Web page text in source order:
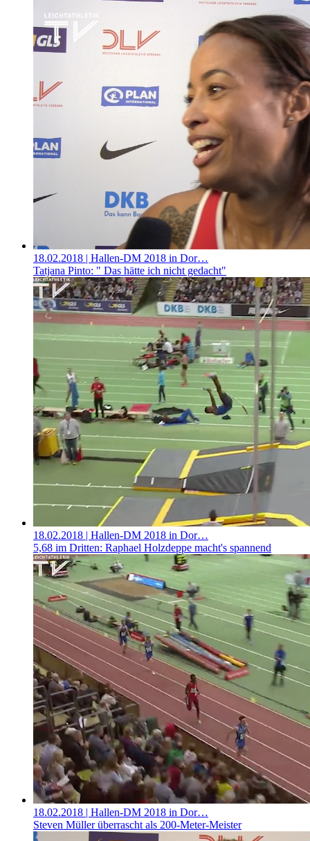
18.02.2018 | Hallen-DM 2018 in Dor…
Tatjana Pinto: " Das hätte ich nicht gedacht"
18.02.2018 | Hallen-DM 2018 in Dor…
5,68 im Dritten: Raphael Holzdeppe macht's spannend
18.02.2018 | Hallen-DM 2018 in Dor…
Steven Müller überrascht als 200-Meter-Meister